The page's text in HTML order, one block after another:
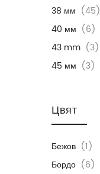
38 мм (45)
40 мм (6)
43 mm (3)
45 мм (3)
Цвят
Бежов (1)
Бордо (6)